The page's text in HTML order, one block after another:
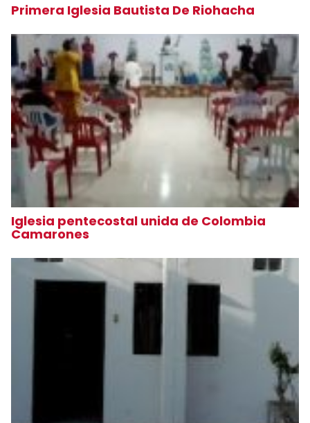
Primera Iglesia Bautista De Riohacha
Iglesia pentecostal unida de Colombia
Camarones